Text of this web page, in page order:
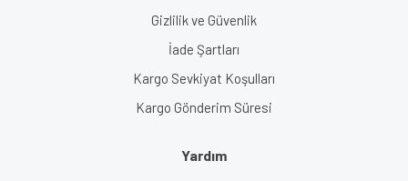
Gizlilik ve Güvenlik
İade Şartları
Kargo Sevkiyat Koşulları
Kargo Gönderim Süresi
Yardım